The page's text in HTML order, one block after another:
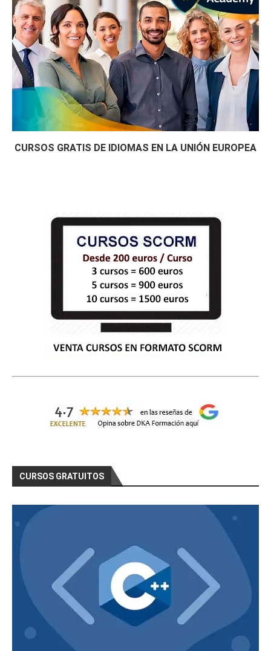
CURSOS GRATIS DE IDIOMAS EN LA UNIÓN EUROPEA
CURSOS GRATUITOS